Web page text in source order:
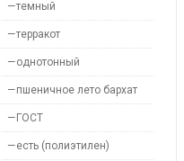
—темный
—терракот
—однотонный
—пшеничное лето бархат
— ГОСТ
—есть (полиэтилен)